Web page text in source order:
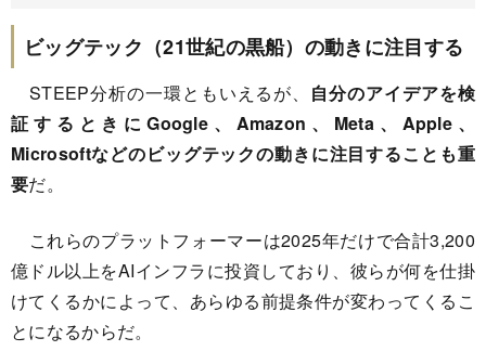
ビッグテック（21世紀の黒船）の動きに注目する
STEEP分析の一環ともいえるが、 自分のアイデアを検
証するときにGoogle、Amazon、Meta、Apple、
Microsoftなどのビッグテックの動きに注目することも重
要だ。
これらのプラットフォーマーは2025年だけで合計3,200
億ドル以上をAIインフラに投資しており、彼らが何を仕掛
けてくるかによって、あらゆる前提条件が変わってくるこ
とになるからだ。